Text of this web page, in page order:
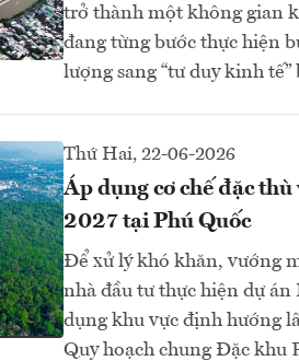
trở thành một không gian
đang từng bước thực hiện
lượng sang “tư duy kinh
Thứ Hai, 22-06-2026
Áp dụng cơ chế đặc
2027 tại Phú Quốc
Để xử lý khó khăn, vướng
nhà đầu tư thực hiện dự
dụng khu vực định hướng
Quy hoạch chung Đặc khu